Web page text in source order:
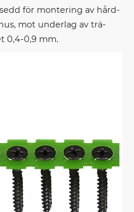
för montering av hård-
mot underlag av trä-
0,4-0,9 mm.